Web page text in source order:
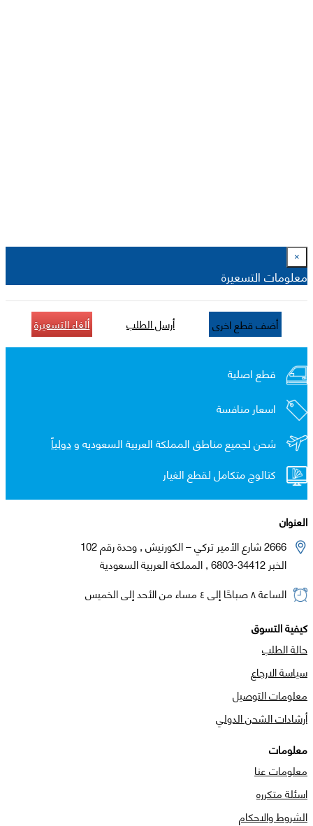
×
معلومات التسعيرة
أضف قطع اخرى أرسل الطلب ألغاء التسعيرة
قطع اصلية
اسعار منافسة
شحن لجميع مناطق المملكة العربية السعوديه ودولياً
كتالوج متكامل لقطع الغيار
العنوان
2666 شارع الأمير تركي – الكورنيش , وحدة رقم 102
الخبر 34412-6803 , المملكة العربية السعودية
الساعة ٨ صباحًا إلى ٤ مساء من الأحد إلى الخميس
كيفية التسوق
حالة الطلب
سياسة الارجاع
معلومات التوصيل
أرشادات الشحن الدولي
معلومات
معلومات عنا
اسئلة متكرره
الشروط والاحكام